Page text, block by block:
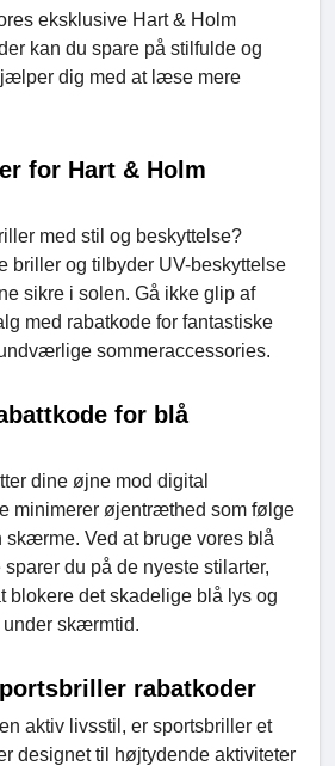
eksklusive Hart & Holm
kan du spare på stilfulde og
dig med at læse mere
for Hart & Holm
med stil og beskyttelse?
briller og tilbyder UV-beskyttelse
sikre i solen. Gå ikke glip af
med rabatkode for fantastiske
sommeraccessories.
for blå
dine øjne mod digital
minimerer øjentræthed som følge
skærme. Ved at bruge vores blå
du på de nyeste stilarter,
blokere det skadelige blå lys og
under skærmtid.
rabatkoder
aktiv livsstil, er sportsbriller et
designet til højtydende aktiviteter